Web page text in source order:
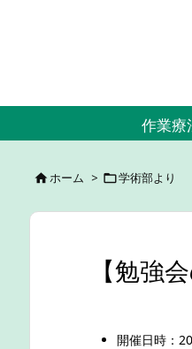
作業療
ホーム > 学術部より
【勉強
開催日時：